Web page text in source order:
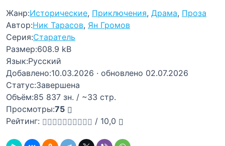
Жанр:Исторические, Приключения, Драма, Проза
Автор:Ник Тарасов, Ян Громов
Серия:Старатель
Размер:608.9 kB
Язык:Русский
Добавлено:10.03.2026 · обновлено 02.07.2026
Статус:Завершена
Объём:85 837 зн. / ~33 стр.
Просмотры:75
Рейтинг:
/ 10,0